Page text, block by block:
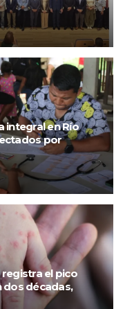
integral en Río
por
el pico
dos décadas,